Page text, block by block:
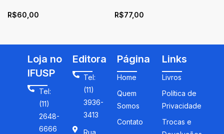
textos complementares
R$60,00
em Ciências: Fundamentos
R$77,00
Loja no
IFUSP
Tel:
(11)
2648-
6666
Editora
Tel:
(11)
3936-
3413
Rua
Página
Home
Quem
Somos
Contato
Links
Livros
Política de
Privacidade
Trocas e